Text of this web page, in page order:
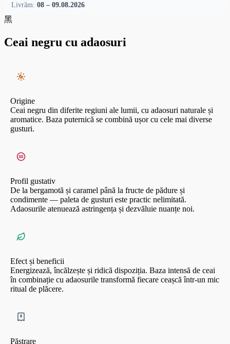
Livrăm: 08 – 09.08.2026
黑
Ceai negru cu adaosuri
Origine
Ceai negru din diferite regiuni ale lumii, cu adaosuri naturale și
aromatice. Baza puternică se combină ușor cu cele mai diverse
gusturi.
Profil gustativ
De la bergamotă și caramel până la fructe de pădure și
condimente — paleta de gusturi este practic nelimitată.
Adaosurile atenuează astringența și dezvăluie nuanțe noi.
Efect și beneficii
Energizează, încălzește și ridică dispoziția. Baza intensă de ceai
în combinație cu adaosurile transformă fiecare ceașcă într-un mic
ritual de plăcere.
Păstrare